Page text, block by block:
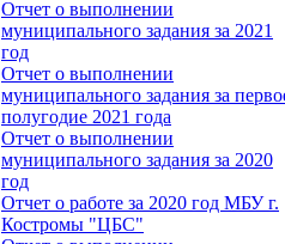
Отчет о выполнении
муниципального задания за 2021
год
Отчет о выполнении
муниципального задания за
полугодие 2021 года
Отчет о выполнении
муниципального задания за 2020
год
Отчет о работе за 2020 год МБУ г.
Костромы "ЦБС"